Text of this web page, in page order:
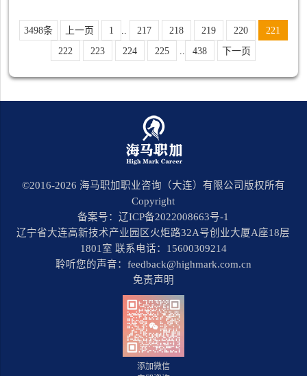
一次体验，更是一
3498条
上一页 1 .. 217 218 219 220
221
222
223 224 225 .. 438 下一页
©2016-2026 海马职加职业咨询（大连）有限公司版权所有
Copyright
备案号：辽ICP备2022008663号-1
辽宁省大连高新技术产业园区火炬路32A号创业大厦A座18层
1801室 联系电话：15600309214
聆听您的声音：feedback@highmark.com.cn
免责声明
添加微信